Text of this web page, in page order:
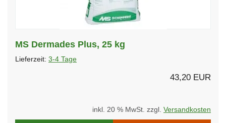
MS Dermades Plus, 25 kg
Lieferzeit: 3-4 Tage
43,20 EUR
inkl. 20 % MwSt. zzgl. Versandkosten